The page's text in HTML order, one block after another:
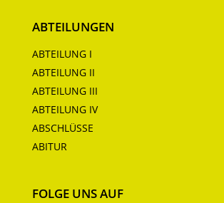
ABTEILUNGEN
ABTEILUNG I
ABTEILUNG II
ABTEILUNG III
ABTEILUNG IV
ABSCHLÜSSE
ABITUR
FOLGE UNS AUF